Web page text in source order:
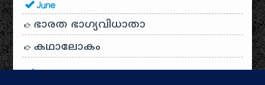
June
ഭാരത ഭാഗ്യവിധാതാ
കഥാലോകം